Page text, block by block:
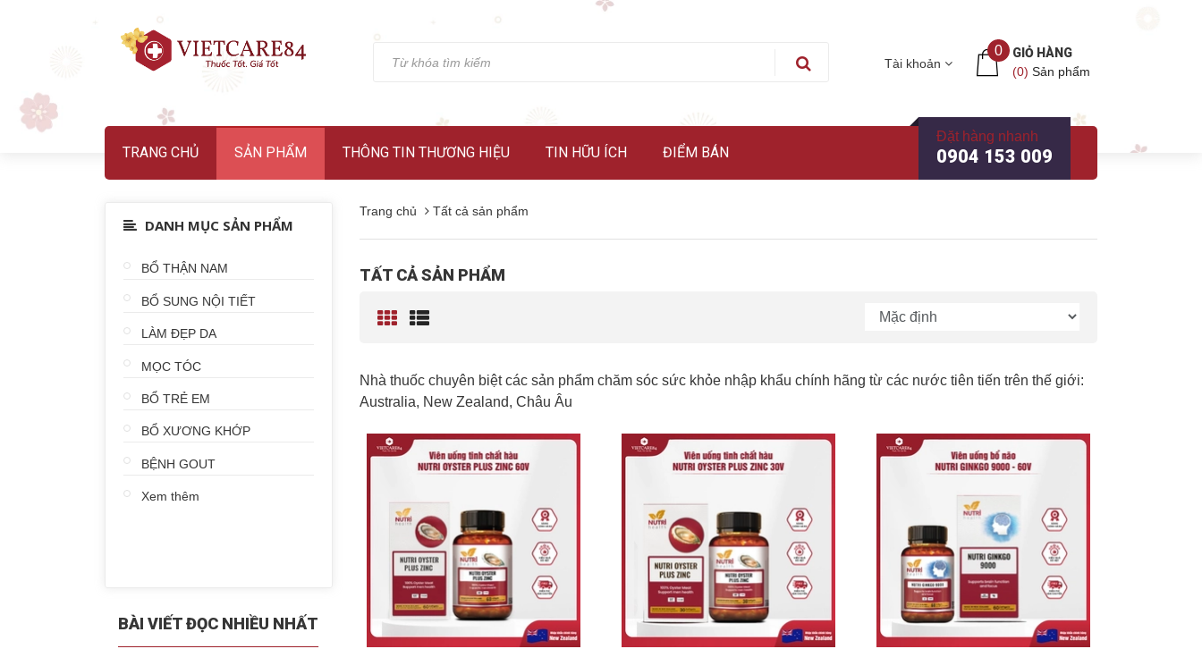
Tài khoản
0
GIỎ HÀNG
(0) Sản phẩm
TRANG CHỦ SẢN PHẨM THÔNG TIN THƯƠNG HIỆU TIN HỮU ÍCH ĐIỂM BÁN
Đặt hàng nhanh
0904 153 009
DANH MỤC SẢN PHẨM
BỔ THẬN NAM
BỔ SUNG NỘI TIẾT
LÀM ĐẸP DA
MỌC TÓC
BỔ TRẺ EM
BỔ XƯƠNG KHỚP
BỆNH GOUT
Xem thêm
BÀI VIẾT ĐỌC NHIỀU NHẤT
Trang chủ Tất cả sản phẩm
TẤT CẢ SẢN PHẨM
Nhà thuốc chuyên biệt các sản phẩm chăm sóc sức khỏe nhập khẩu chính hãng từ các nước tiên tiến trên thế giới:
Australia, New Zealand, Châu Âu